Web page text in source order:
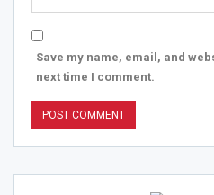
Save my name, email, and
next time I comment.